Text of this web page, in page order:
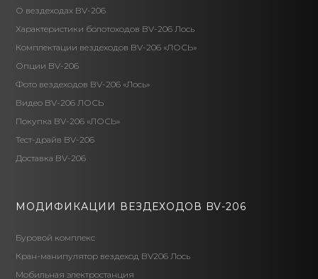
О вездеходах BV-206
Характеристики болотоходов BV-206 Лось
Комплектации вездеходов BV-206 «ЛОСЬ»
Опции BV-206
Фото вездеходов BV-206 «Лось»
Видео BV-206 ЛОСЬ
Покупка BV-206 «ЛОСЬ»
Тест-драйв BV-206
Доставка BV-206
МОДИФИКАЦИИ ВЕЗДЕХОДОВ BV-206
Буровой комплекс
Кран-манипулятор вездеход BV206 Лось
Мобильная электростанция